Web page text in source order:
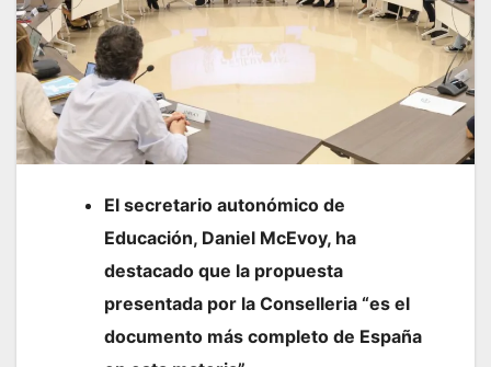
El secretario autonómico de
Educación, Daniel McEvoy, ha
destacado que la propuesta
presentada por la Conselleria “es el
documento más completo de España